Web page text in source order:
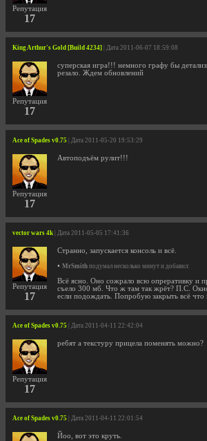
Репутация
17
King Arthur's Gold [Build 4234] | Дата 2011-06-07 18:59:08
Репутация
17
суперская игра!!! немного графу бы
резало. Ждем обновлений
Ace of Spades v0.75 | Дата 2011-05-20 19:53:29
Репутация
17
Автоподъём рулит!!!
vector wars 4k | Дата 2011-05-05 17:41:36
Репутация
17
Странно, запускается консоль и всё.
• MrSmith подумал несколько минут и добавил:
Всё ясно. Оно сожрало всю опреративку и
съело 300 мб. Что ж там так жрёт? П.С.
если подождать. Попробую закрыть всё что
Ace of Spades v0.75 | Дата 2011-04-11 22:42:04
Репутация
17
ребят а текстуру прицела поменять можно?
Ace of Spades v0.75 | Дата 2011-04-11 22:01:54
Йоо, вот это круть.